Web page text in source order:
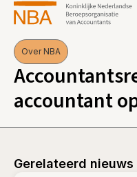
Over NBA
accountant
Gerelateerd nieuws